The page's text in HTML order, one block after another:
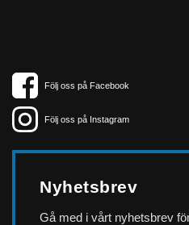
Följ oss på Facebook
Följ oss på Instagram
Nyhetsbrev
Gå med i vårt nyhetsbrev